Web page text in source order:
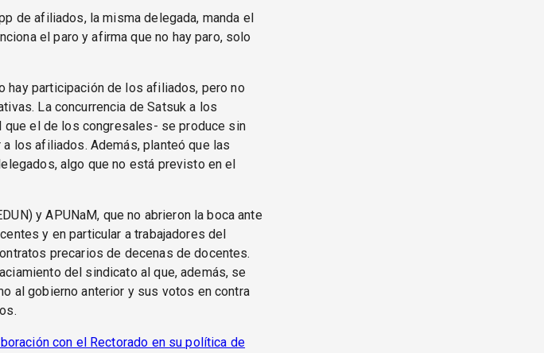
de afiliados, la misma delegada, manda el
el paro y afirma que no hay paro, solo
hay participación de los afiliados, pero no
La concurrencia de Satsuk a los
el de los congresales- se produce sin
los afiliados. Además, planteó que las
algo que no está previsto en el
y APUNaM, que no abrieron la boca ante
y en particular a trabajadores del
precarios de decenas de docentes.
del sindicato al que, además, se
al gobierno anterior y sus votos en contra
con el Rectorado en su política de